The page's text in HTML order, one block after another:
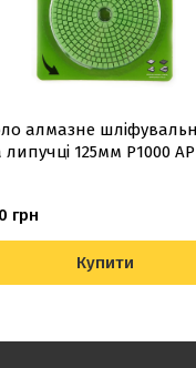
алмазне
липучці 125мм Р1000
грн
Купити